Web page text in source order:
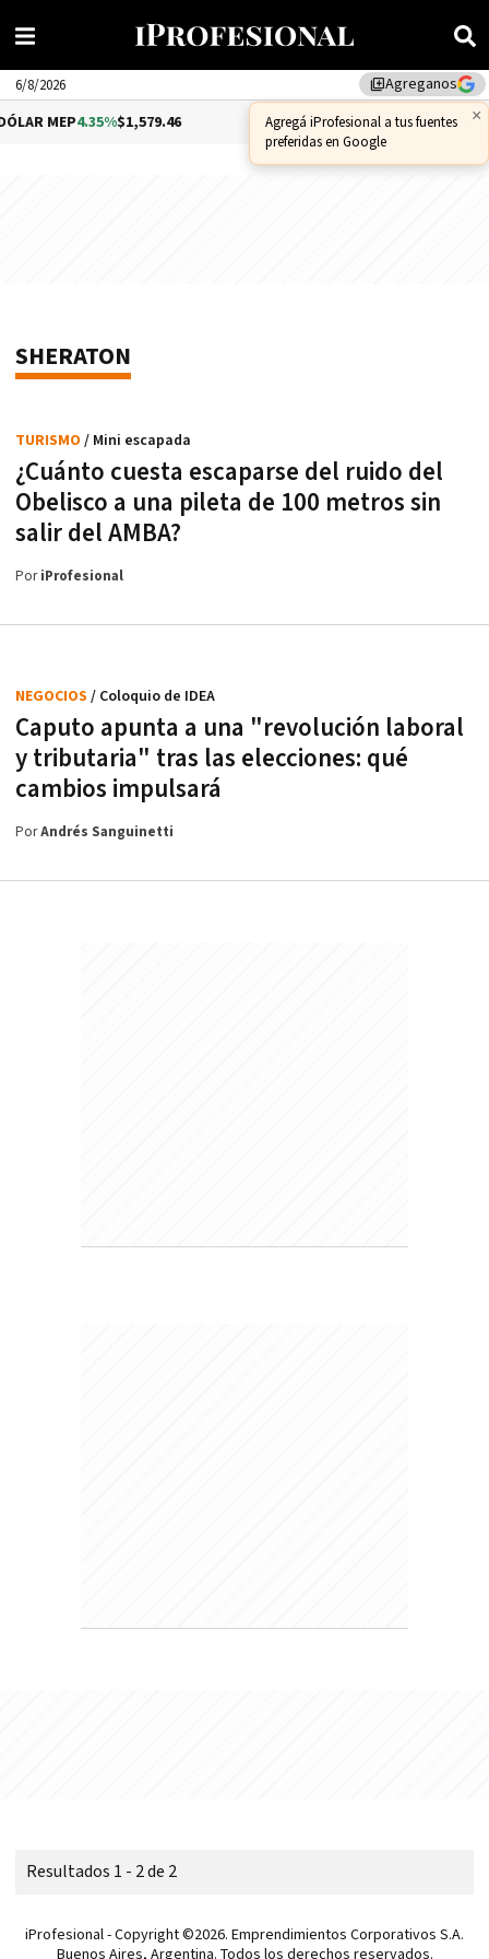
library_addAgreganos
×
Agregá iProfesional a tus fuentes
preferidas en Google
6/8/2026
MEP4.35%$1,579.46 DÓLAR CCL1.02% $1,575.53
SHERATON
¿Cuánto cuesta escaparse del ruido del
Obelisco a una pileta de 100 metros sin
salir del AMBA?
TURISMO / Mini escapada
PoriProfesional
Caputo apunta a una "revolución laboral
y tributaria" tras las elecciones: qué
cambios impulsará
NEGOCIOS / Coloquio de IDEA
PorAndrés Sanguinetti
Resultados 1 - 2 de 2
iProfesional - Copyright ©2026. Emprendimientos Corporativos S.A.
Buenos Aires, Argentina. Todos los derechos reservados.